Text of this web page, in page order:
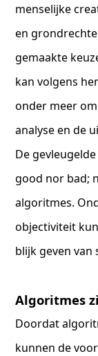
menselijke
en
gemaakte
kan volgens
onder meer
analyse en de
De
good nor bad;
algoritmes.
objectiviteit
blijk geven van
Algoritmes
Doordat
kunnen de